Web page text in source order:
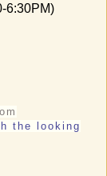
6:30PM)
the looking